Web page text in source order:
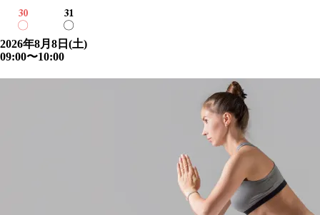
30
〇
31
〇
2026年8月8日(土)
09:00〜10:00